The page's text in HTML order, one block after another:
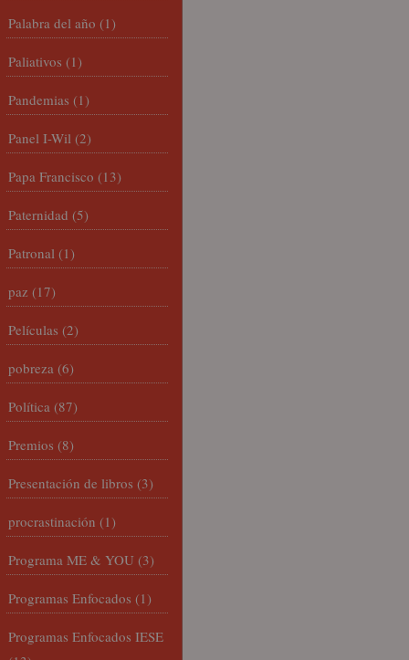
Palabra del año (1)
Paliativos (1)
Pandemias (1)
Panel I-Wil (2)
Papa Francisco (13)
Paternidad (5)
Patronal (1)
paz (17)
Películas (2)
pobreza (6)
Política (87)
Premios (8)
Presentación de libros (3)
procrastinación (1)
Programa ME & YOU (3)
Programas Enfocados (1)
Programas Enfocados IESE